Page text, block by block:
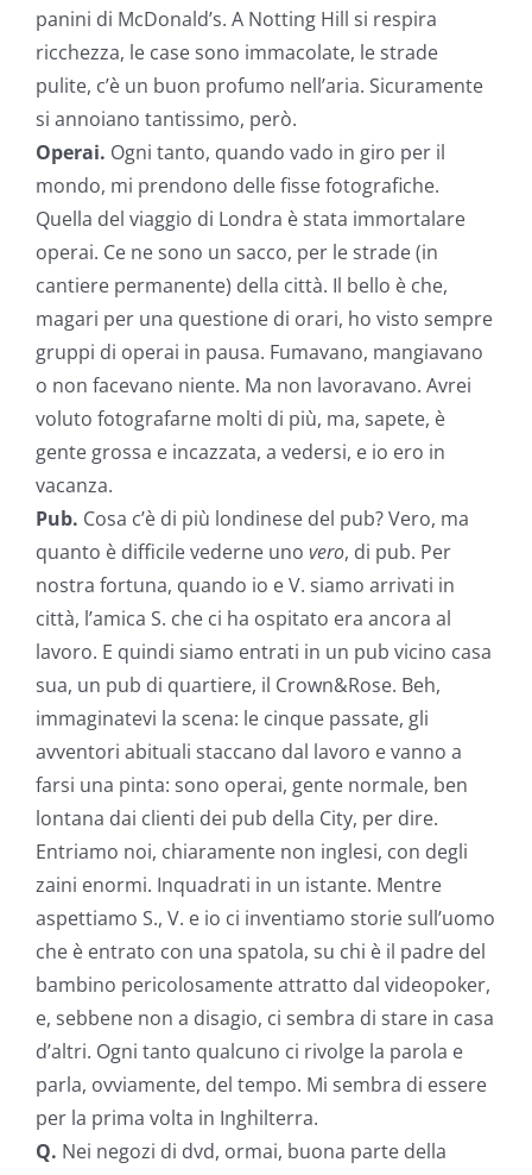
panini di McDonald’s. A Notting Hill si respira
ricchezza, le case sono immacolate, le strade
pulite, c’è un buon profumo nell’aria. Sicuramente
si annoiano tantissimo, però.
Operai. Ogni tanto, quando vado in giro per il
mondo, mi prendono delle fisse fotografiche.
Quella del viaggio di Londra è stata immortalare
operai. Ce ne sono un sacco, per le strade (in
cantiere permanente) della città. Il bello è che,
magari per una questione di orari, ho visto sempre
gruppi di operai in pausa. Fumavano, mangiavano
o non facevano niente. Ma non lavoravano. Avrei
voluto fotografarne molti di più, ma, sapete, è
gente grossa e incazzata, a vedersi, e io ero in
vacanza.
Pub. Cosa c’è di più londinese del pub? Vero, ma
quanto è difficile vederne uno vero, di pub. Per
nostra fortuna, quando io e V. siamo arrivati in
città, l’amica S. che ci ha ospitato era ancora al
lavoro. E quindi siamo entrati in un pub vicino casa
sua, un pub di quartiere, il Crown&Rose. Beh,
immaginatevi la scena: le cinque passate, gli
avventori abituali staccano dal lavoro e vanno a
farsi una pinta: sono operai, gente normale, ben
lontana dai clienti dei pub della City, per dire.
Entriamo noi, chiaramente non inglesi, con degli
zaini enormi. Inquadrati in un istante. Mentre
aspettiamo S., V. e io ci inventiamo storie sull’uomo
che è entrato con una spatola, su chi è il padre del
bambino pericolosamente attratto dal videopoker,
e, sebbene non a disagio, ci sembra di stare in casa
d’altri. Ogni tanto qualcuno ci rivolge la parola e
parla, ovviamente, del tempo. Mi sembra di essere
per la prima volta in Inghilterra.
Q. Nei negozi di dvd, ormai, buona parte della